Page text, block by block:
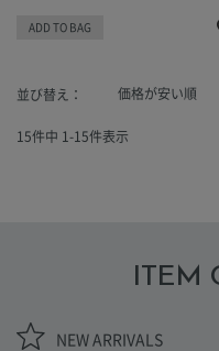
ADD TO BAG
並び替え 価格が安い順
15件中 1-15件表示
ITEM
NEW ARRIVALS